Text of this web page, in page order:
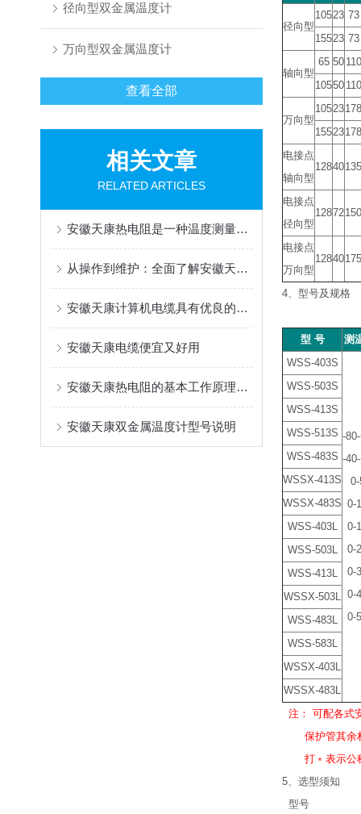
径向型双金属温度计
万向型双金属温度计
查看全部
相关文章
RELATED ARTICLES
安徽天康热电阻是一种温度测量型传感器
从操作到维护：全面了解安徽天康计算机电缆！
安徽天康计算机电缆具有优良的导电性能
安徽天康电缆便宜又好用
安徽天康热电阻的基本工作原理解析
安徽天康双金属温度计型号说明
径向型
10523 73
15523 73
轴向型
65 50 110
10550 110
万向型
10523178
15523178
电接点
轴向型
12840135
电接点
径向型
12872150
电接点
万向型
12840175
4、型号及规格
型 号
测
WSS-403S
-
-
WSS-503S
WSS-413S
WSS-513S
WSS-483S
WSSX-413S
WSSX-483S
WSS-403L
WSS-503L
WSS-413L
WSSX-503L
WSS-483L
WSS-583L
WSSX-403L
WSSX-483L
注： 可配各式
保护管其余
打﹡表示公称
5、选